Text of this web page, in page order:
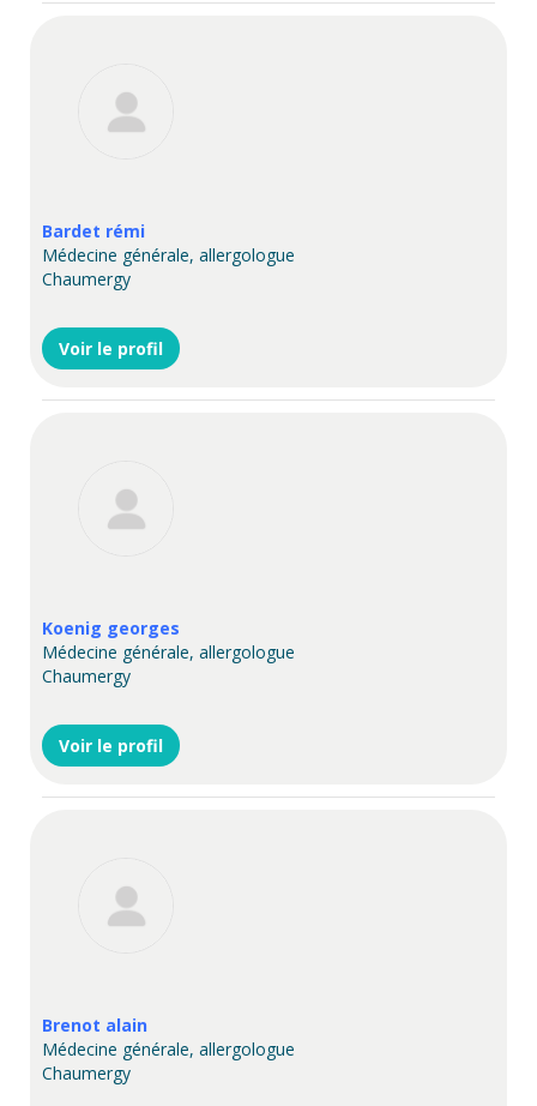
Bardet rémi
Médecine générale, allergologue
Chaumergy
Voir le profil
Koenig georges
Médecine générale, allergologue
Chaumergy
Voir le profil
Brenot alain
Médecine générale, allergologue
Chaumergy